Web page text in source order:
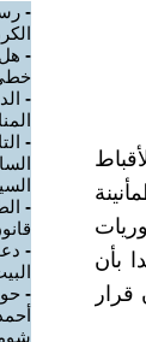
بأن
-
-
-
-
-
-
-